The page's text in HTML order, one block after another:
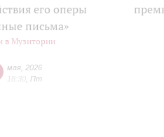
его оперы
письма»
в Музитории
мая, 2026
18:30, Пт